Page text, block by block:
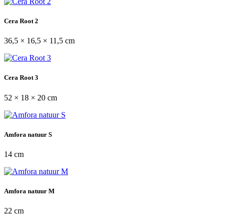
Cera Root 2
36,5 × 16,5 × 11,5 cm
Cera Root 3
52 × 18 × 20 cm
Amfora natuur S
14 cm
Amfora natuur M
22 cm